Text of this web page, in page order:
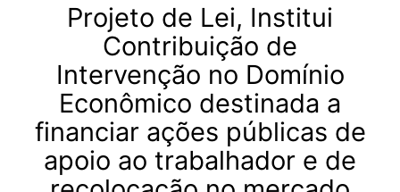
Projeto de Lei, Institui
Contribuição de
Intervenção no Domínio
Econômico destinada a
financiar ações públicas de
apoio ao trabalhador e de